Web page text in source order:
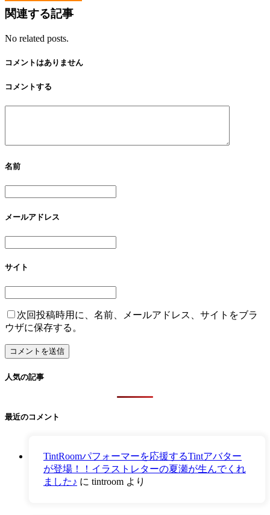
関連する記事
No related posts.
コメントはありません
コメントする
名前
メールアドレス
サイト
次回投稿時用に、名前、メールアドレス、サイトをブラ
ウザに保存する。
人気の記事
最近のコメント
TintRoomパフォーマーを応援するTintアバター
が登場！！イラストレターの夏瀬が生んでくれ
ました♪ に tintroom より